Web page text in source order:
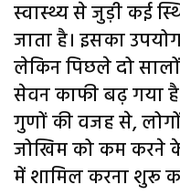
स्वास्थ्य से जुड़ी कई
जाता है। इसका
लेकिन पिछले दो सालों
सेवन काफी बढ़ गया
गुणों की वजह से,
जोखिम को कम करने
में शामिल करना शुरू